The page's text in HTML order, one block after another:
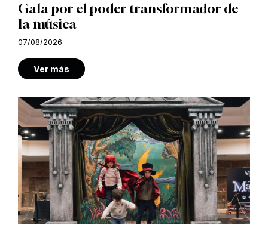
Gala por el poder transformador de
la música
07/08/2026
Ver más